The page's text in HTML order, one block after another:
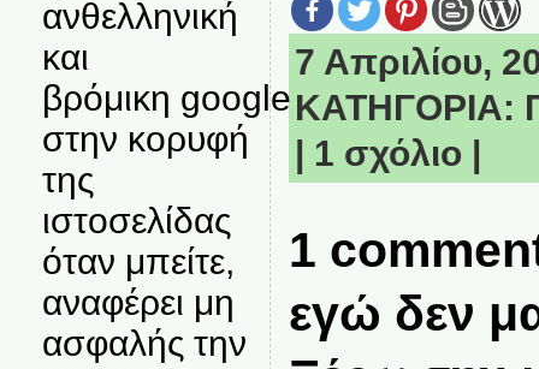
ανθελληνική
και
βρόμικη google
στην κορυφή
της
ιστοσελίδας
όταν μπείτε,
αναφέρει μη
ασφαλής την
7 Απριλίου,
ΚΑΤΗΓΟΡΙΑ:
| 1 σχόλιο |
1
εγώ δεν